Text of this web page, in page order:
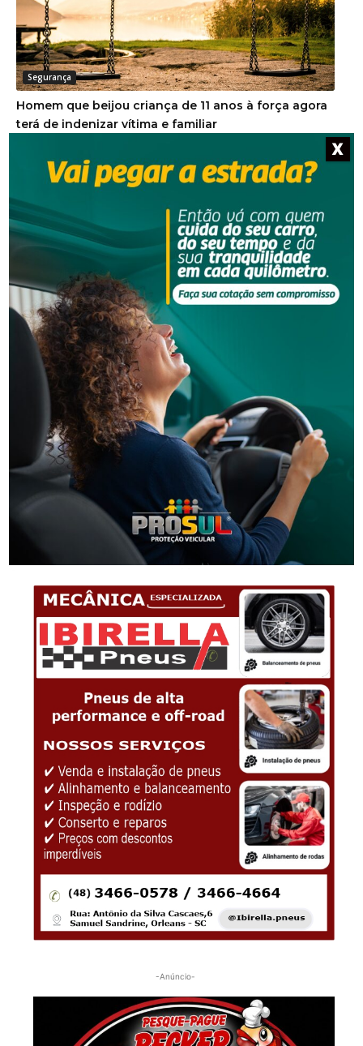
Segurança
Homem que beijou criança de 11 anos à força agora
terá de indenizar vítima e familiar
Segurança
Operação da Polícia Civil resulta na prisão de três
pessoas em Orleans
Homem procurado pela Justiça é preso em Orleans
-Anúncio-
-Anúncio-
X